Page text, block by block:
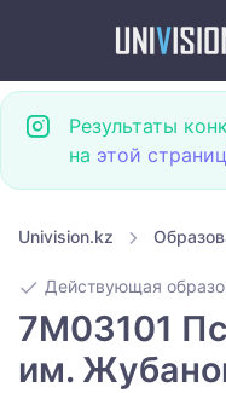
Результаты
на этой
Univision.kz
Действующая
7M03101
им.